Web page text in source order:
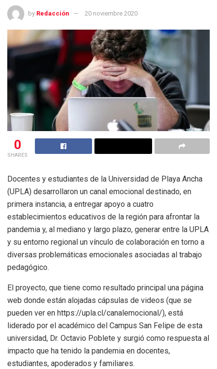
by Redacción 20 noviembre 2020
0
SHARES
Docentes y estudiantes de la Universidad de Playa Ancha
(UPLA) desarrollaron un canal emocional destinado, en
primera instancia, a entregar apoyo a cuatro
establecimientos educativos de la región para afrontar la
pandemia y, al mediano y largo plazo, generar entre la UPLA
y su entorno regional un vínculo de colaboración en torno a
diversas problemáticas emocionales asociadas al trabajo
pedagógico.
El proyecto, que tiene como resultado principal una página
web donde están alojadas cápsulas de videos (que se
pueden ver en https://upla.cl/canalemocional/), está
liderado por el académico del Campus San Felipe de esta
universidad, Dr. Octavio Poblete y surgió como respuesta al
impacto que ha tenido la pandemia en docentes,
estudiantes, apoderados y familiares.